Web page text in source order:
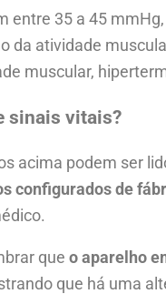
entre 35 a 45
da atividade
muscular,
sinais vitais?
acima podem ser
configurados de
que o aparelho
que há uma